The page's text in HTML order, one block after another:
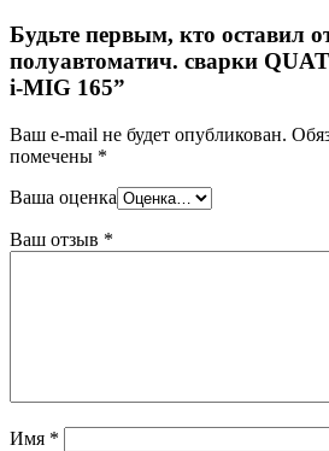
Будьте первым, кто оставил
полуавтоматич. сварки
i-MIG 165”
Ваш e-mail не будет опубликован.
помечены *
Ваша оценка
Ваш отзыв *
Имя *